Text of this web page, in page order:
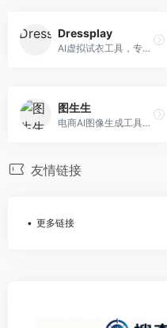
Dressplay
AI虚拟试衣工具，专注于服装电商体验。面向服装电商，提供虚拟试穿、尺码推荐、穿搭建议等服务，试衣体验真实。
图生生
电商AI图像生成工具，专注于商品图创作。面向电商卖家，提供商品图生成、背景替换、批量处理等服务，商品图质量高。
友情链接
更多链接